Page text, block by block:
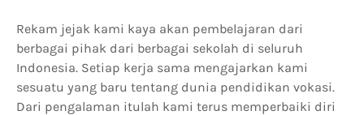
Rekam jejak kami kaya akan pembelajaran dari
berbagai pihak dari berbagai sekolah di seluruh
Indonesia. Setiap kerja sama mengajarkan kami
sesuatu yang baru tentang dunia pendidikan vokasi.
Dari pengalaman itulah kami terus memperbaiki diri